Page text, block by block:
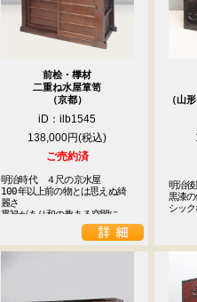
前桧・﨔材
二重ね水屋箪笥
（京都）
iD：ilb1545
138,000円
ご売約済
明治時代　４尺の京水屋
100年以上前の物とは思えぬ綺
麗さ
貫禄があり和の趣ある空間に
（山
明治
黒漆
シッ